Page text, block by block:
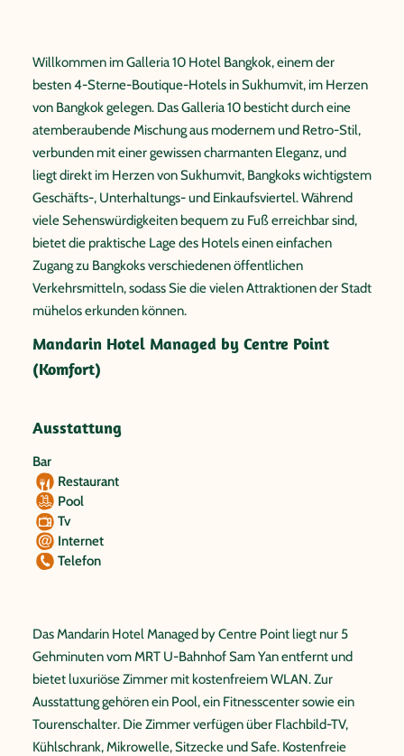
Willkommen im Galleria 10 Hotel Bangkok, einem der
besten 4-Sterne-Boutique-Hotels in Sukhumvit, im Herzen
von Bangkok gelegen. Das Galleria 10 besticht durch eine
atemberaubende Mischung aus modernem und Retro-Stil,
verbunden mit einer gewissen charmanten Eleganz, und
liegt direkt im Herzen von Sukhumvit, Bangkoks wichtigstem
Geschäfts-, Unterhaltungs- und Einkaufsviertel. Während
viele Sehenswürdigkeiten bequem zu Fuß erreichbar sind,
bietet die praktische Lage des Hotels einen einfachen
Zugang zu Bangkoks verschiedenen öffentlichen
Verkehrsmitteln, sodass Sie die vielen Attraktionen der Stadt
mühelos erkunden können.
Mandarin Hotel Managed by Centre Point
(Komfort)
Ausstattung
Bar
Restaurant
Pool
Tv
Internet
Telefon
Das Mandarin Hotel Managed by Centre Point liegt nur 5
Gehminuten vom MRT U-Bahnhof Sam Yan entfernt und
bietet luxuriöse Zimmer mit kostenfreiem WLAN. Zur
Ausstattung gehören ein Pool, ein Fitnesscenter sowie ein
Tourenschalter. Die Zimmer verfügen über Flachbild-TV,
Kühlschrank, Mikrowelle, Sitzecke und Safe. Kostenfreie